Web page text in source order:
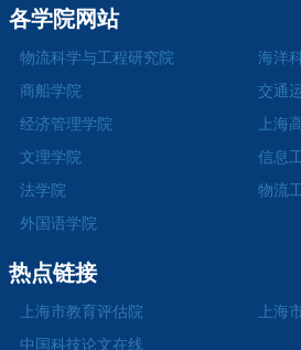
各学院网站
物流科学与工程研究院
海洋
商船学院
交通
经济管理学院
上海
文理学院
信息
法学院
物流
外国语学院
热点链接
上海市教育评估院
上海
中国科技论文在线